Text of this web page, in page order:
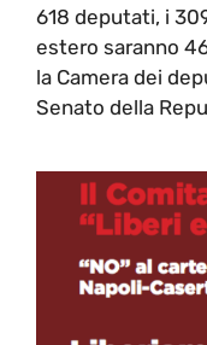
618 deputati, i
estero saranno
la Camera dei
Senato della